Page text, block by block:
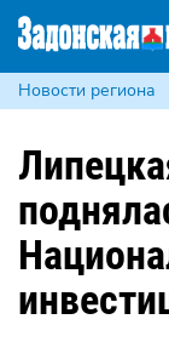
Новости региона